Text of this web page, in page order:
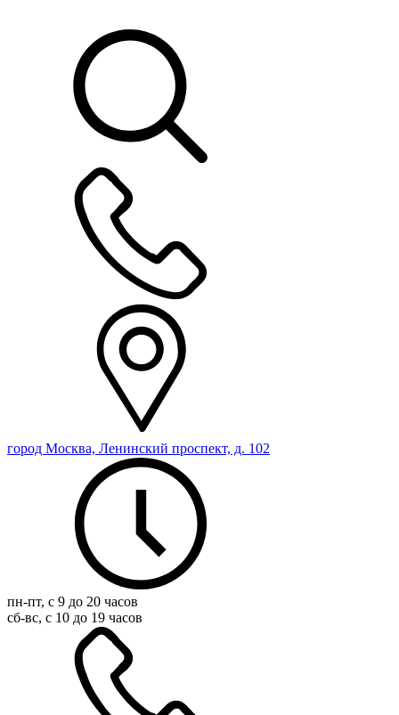
город Москва, Ленинский проспект, д. 102
пн-пт, с 9 до 20 часов
сб-вс, с 10 до 19 часов